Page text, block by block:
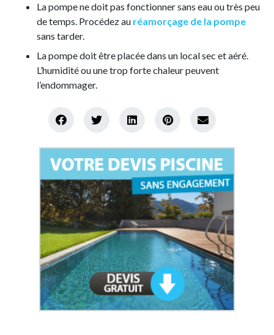
La pompe ne doit pas fonctionner sans eau ou très peu
de temps. Procédez au réamorçage de la pompe
sans tarder.
La pompe doit être placée dans un local sec et aéré.
L’humidité ou une trop forte chaleur peuvent
l’endommager.